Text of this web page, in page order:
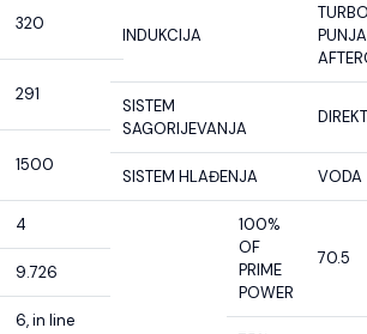
320
291
1500
4
9.726
6, in line
INDUKCIJA
SISTEM
SAGORIJEVANJA
SISTEM HLAĐENJA VODA
100%
OF
PRIME
POWER
70.5